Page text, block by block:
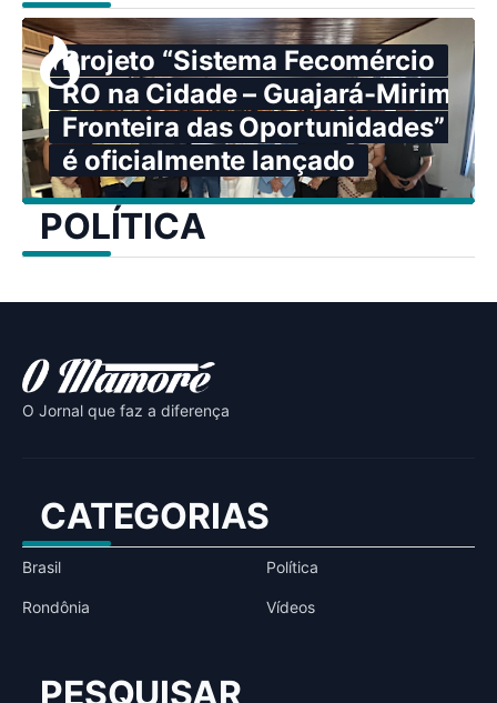
Projeto “Sistema Fecomércio
RO na Cidade – Guajará-Mirim:
Fronteira das Oportunidades”
é oficialmente lançado
POLÍTICA
O Jornal que faz a diferença
CATEGORIAS
Brasil Política
Rondônia Vídeos
PESQUISAR